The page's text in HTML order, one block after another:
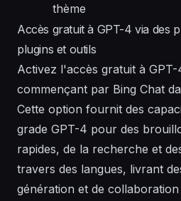
thème
Accès gratuit à GPT-4 via des
plugins et outils
Activez l'accès gratuit à
commençant par Bing Chat
Cette option fournit des
grade GPT-4 pour des
rapides, de la recherche et
travers des langues, livrant
génération et de collaboration